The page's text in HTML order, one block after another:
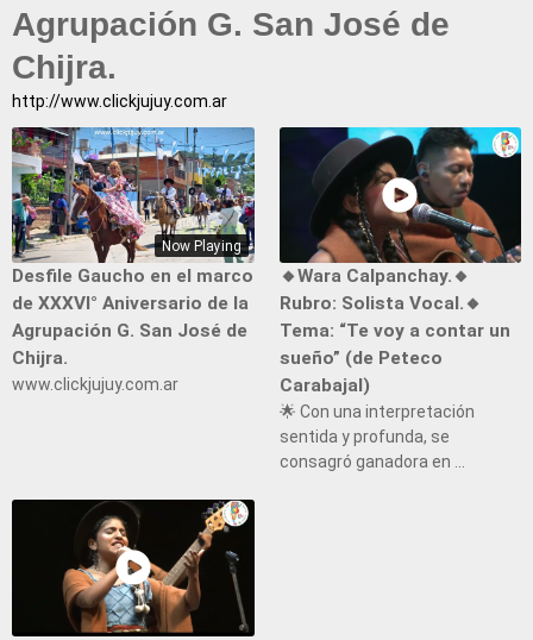
Agrupación G. San José de
Chijra.
http://www.clickjujuy.com.ar
Now Playing
Desfile Gaucho en el marco
de XXXVI° Aniversario de la
Agrupación G. San José de
Chijra.
www.clickjujuy.com.ar
🔸Wara Calpanchay.🔸
Rubro: Solista Vocal.🔸
Tema: “Te voy a contar un
sueño” (de Peteco
Carabajal)
🌟 Con una interpretación
sentida y profunda, se
consagró ganadora en ...